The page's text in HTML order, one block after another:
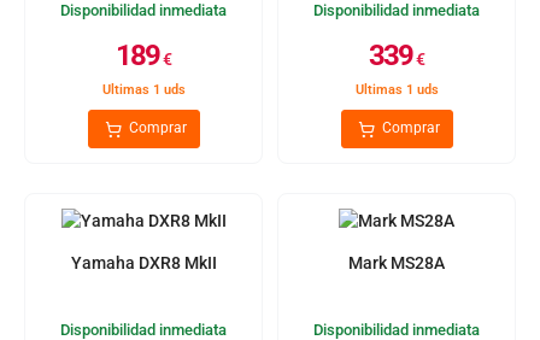
Disponibilidad inmediata
189€
Ultimas 1 uds
Comprar
Disponibilidad inmediata
339€
Ultimas 1 uds
Comprar
Yamaha DXR8 MkII
Disponibilidad inmediata
Mark MS28A
Disponibilidad inmediata